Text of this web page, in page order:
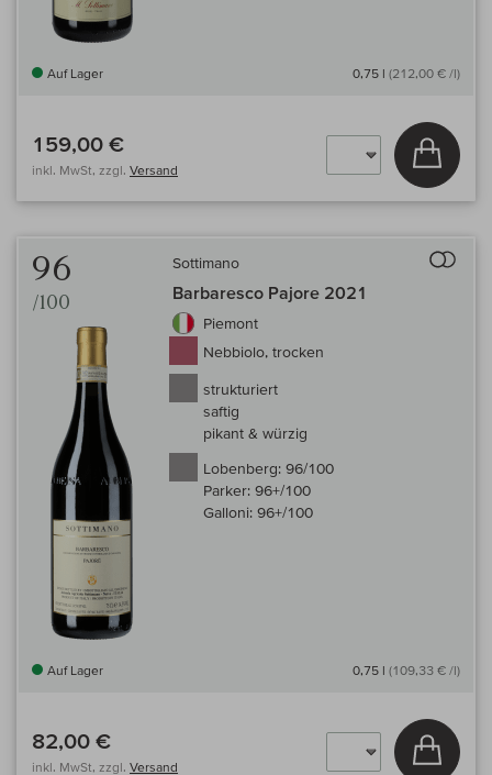
Auf Lager 0,75 l (212,00 € /l)
159,00 €
inkl. MwSt, zzgl. Versand
In
96
/100
Sottimano
Barbaresco Pajore 2021
Piemont
Nebbiolo, trocken
strukturiert
saftig
pikant & würzig
Lobenberg: 96/100
Parker: 96+/100
Galloni: 96+/100
Auf Lager 0,75 l (109,33 € /l)
82,00 €
inkl. MwSt, zzgl. Versand
In